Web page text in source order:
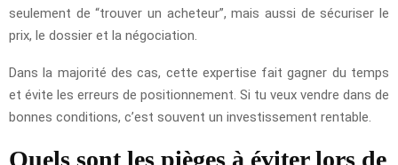
seulement de “trouver un acheteur”, mais aussi de sécuriser le
prix, le dossier et la négociation.
Dans la majorité des cas, cette expertise fait gagner du temps
et évite les erreurs de positionnement. Si tu veux vendre dans de
bonnes conditions, c’est souvent un investissement rentable.
Quels sont les pièges à éviter lors de